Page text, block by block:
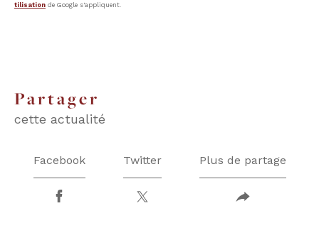
tilisation de Google s'appliquent.
partager
cette actualité
Facebook Twitter Plus de partage